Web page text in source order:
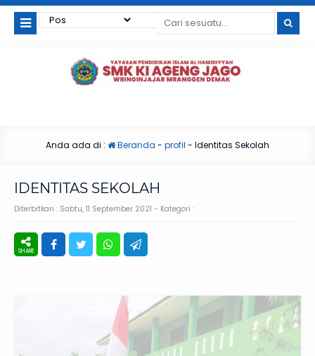
Anda ada di : Beranda - profil - Identitas Sekolah
IDENTITAS SEKOLAH
Diterbitkan : Sabtu, 11 September 2021 - Kategori :